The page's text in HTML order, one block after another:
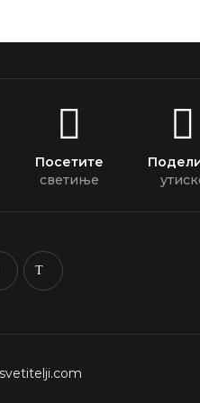
Посетите
светиње